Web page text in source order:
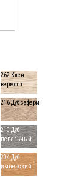
262 Клен
вермонт
216 Дуб сафари
210 Дуб
пепельный
204 Дуб
имперский